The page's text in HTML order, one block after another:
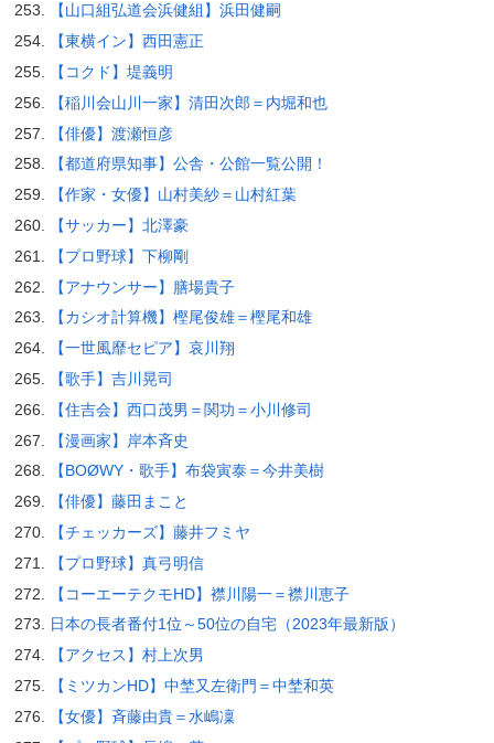
【山口組弘道会浜健組】浜田健嗣
【東横イン】西田憲正
【コクド】堤義明
【稲川会山川一家】清田次郎＝内堀和也
【俳優】渡瀬恒彦
【都道府県知事】公舎・公館一覧公開！
【作家・女優】山村美紗＝山村紅葉
【サッカー】北澤豪
【プロ野球】下柳剛
【アナウンサー】膳場貴子
【カシオ計算機】樫尾俊雄＝樫尾和雄
【一世風靡セピア】哀川翔
【歌手】吉川晃司
【住吉会】西口茂男＝関功＝小川修司
【漫画家】岸本斉史
【BOØWY・歌手】布袋寅泰＝今井美樹
【俳優】藤田まこと
【チェッカーズ】藤井フミヤ
【プロ野球】真弓明信
【コーエーテクモHD】襟川陽一＝襟川恵子
日本の長者番付1位～50位の自宅（2023年最新版）
【アクセス】村上次男
【ミツカンHD】中埜又左衛門＝中埜和英
【女優】斉藤由貴＝水嶋凜